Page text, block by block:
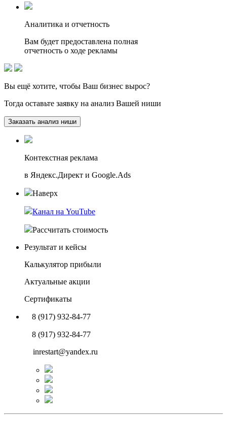
Аналитика и отчетность
Вам будет предоставлена полная
отчетность о ходе рекламы
Вы ещё хотите, чтобы Ваш бизнес вырос?
Тогда оставьте заявку на анализ Вашей ниши
Заказать анализ ниши
Контекстная реклама
в Яндекс.Директ и Google.Ads
Наверх
Канал на YouTube
Рассчитать стоимость
Результат и кейсы
Калькулятор прибыли
Актуальные акции
Сертификаты
8 (917) 932-84-77
8 (917) 932-84-77
inrestart@yandex.ru